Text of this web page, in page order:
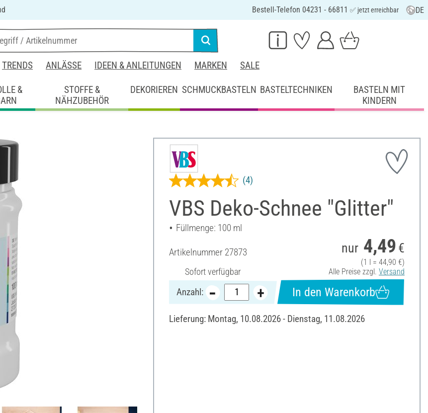
Bestell-Telefon 04231 - 66811 ✅ jetzt erreichbar DE
TRENDS ANLÄSSE IDEEN & ANLEITUNGEN MARKEN SALE
&
STOFFE &
NÄHZUBEHÖR
DEKORIEREN SCHMUCKBASTELN BASTELTECHNIKEN
BASTELN MIT
KINDERN
VBS Deko-Schnee "Glitter"
(4)
Füllmenge: 100 ml
Artikelnummer 27873
Sofort verfügbar
nur 4,49 €
(1 l = 44,90 €)
Alle Preise zzgl. Versand
Anzahl: In den Warenkorb
Lieferung: Montag, 10.08.2026 - Dienstag, 11.08.2026